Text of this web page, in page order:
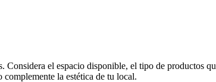
Considera el espacio disponible, el tipo de productos
la estética de tu local.